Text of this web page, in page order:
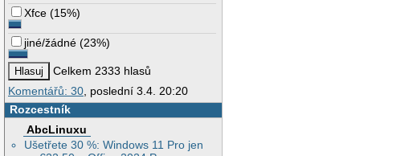
Xfce (15%)
jiné/žádné (23%)
Celkem 2333 hlasů
Komentářů: 30, poslední 3.4. 20:20
Rozcestník
AbcLinuxu
Ušetřete 30 %: Windows 11 Pro jen